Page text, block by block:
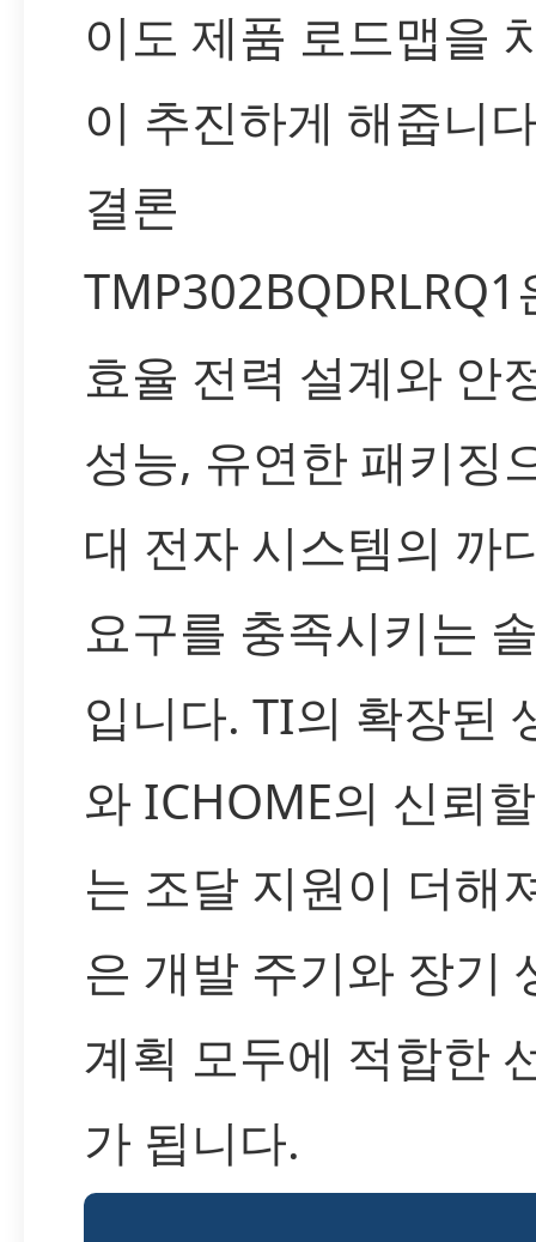
이도 제품 로드맵을
이 추진하게 해줍니
결론
TMP302BQDRLRQ1
효율 전력 설계와 안
성능, 유연한 패키징
대 전자 시스템의 까
요구를 충족시키는
입니다. TI의 확장된
와 ICHOME의 신뢰
는 조달 지원이 더해
은 개발 주기와 장기
계획 모두에 적합한
가 됩니다.